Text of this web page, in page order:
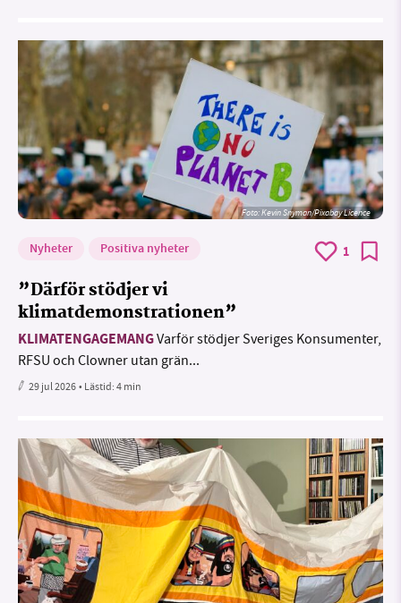
Foto:Kevin Snyman/Pixabay Licence
Nyheter Positiva nyheter 1
”Därför stödjer vi
klimatdemonstrationen”
KLIMATENGAGEMANGVarför stödjer Sveriges Konsumenter,
RFSU och Clowner utan grän...
29 jul 2026• Lästid:4 min